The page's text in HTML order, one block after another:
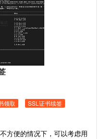
领取
SSL证书续签
方便的情况下，可以考虑用